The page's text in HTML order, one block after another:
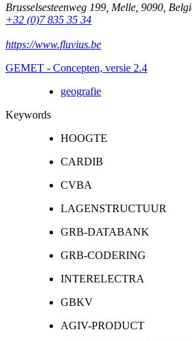
Brusselsesteenweg 199 Melle 9090
+32 (0)7 835 35 34
https://www.fluvius.be
GEMET - Concepten, versie 2.4
geografie
Keywords
HOOGTE
CARDIB
CVBA
LAGENSTRUCTUUR
GRB-DATABANK
GRB-CODERING
INTERELECTRA
GBKV
AGIV-PRODUCT